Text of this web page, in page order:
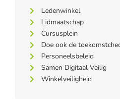
Ledenwinkel
Lidmaatschap
Cursusplein
Doe ook de
Personeelsbeleid
Samen Digitaal Veilig
Winkelveiligheid